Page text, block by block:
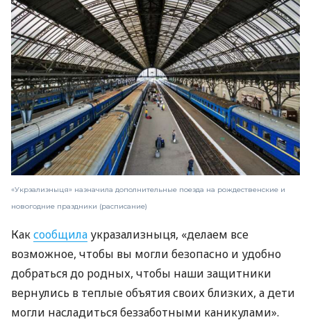
«Укрзализныця» назначила дополнительные поезда на рождественские и
новогодние праздники (расписание)
Каксообщила укразализныця, «делаем все
возможное, чтобы вы могли безопасно и удобно
добраться до родных, чтобы наши защитники
вернулись в теплые объятия своих близких, а дети
могли насладиться беззаботными каникулами».